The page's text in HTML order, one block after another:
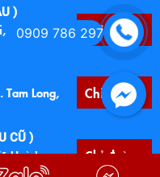
)
Huyện
Chỉ đường
Long,
Chỉ đường
CŨ )
Hoà Long,
Chỉ đường
0909 786 297